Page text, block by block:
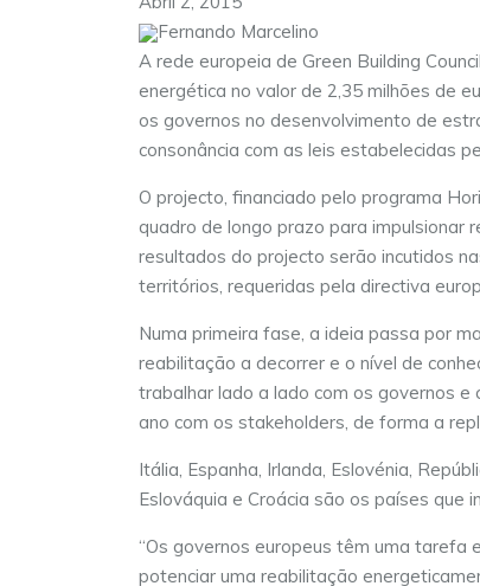
Fernando Marcelino
A rede europeia de Green Building
energética no valor de 2,35 milhões de
os governos no desenvolvimento de
consonância com as leis estabelecidas
O projecto, financiado pelo programa
quadro de longo prazo para impulsionar
resultados do projecto serão incutidos
territórios, requeridas pela directiva
Numa primeira fase, a ideia passa por
reabilitação a decorrer e o nível de
trabalhar lado a lado com os governos
ano com os stakeholders, de forma a
Itália, Espanha, Irlanda, Eslovénia,
Eslováquia e Croácia são os países que
“Os governos europeus têm uma
potenciar uma reabilitação